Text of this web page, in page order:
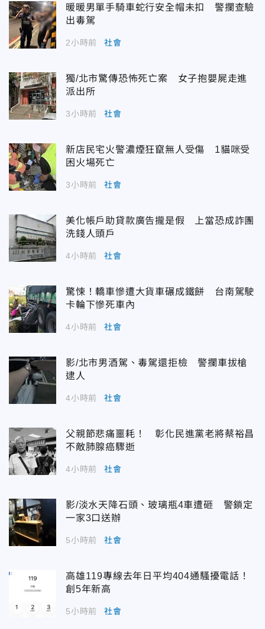
暖暖男單手騎車蛇行安全帽未扣 警攔查驗
出毒駕
2小時前 社會
獨/北市驚傳恐怖死亡案 女子抱嬰屍走進
派出所
3小時前 社會
新店民宅火警濃煙狂竄無人受傷 1貓咪受
困火場死亡
3小時前 社會
美化帳戶助貸款廣告攏是假 上當恐成詐團
洗錢人頭戶
4小時前 社會
驚悚！轎車慘遭大貨車碾成鐵餅 台南駕駛
卡輪下慘死車內
4小時前 社會
影/北市男酒駕、毒駕還拒檢 警攔車拔槍
逮人
4小時前 社會
父親節悲痛噩耗！ 彰化民進黨老將蔡裕昌
不敵肺腺癌驟逝
4小時前 社會
影/淡水天降石頭、玻璃瓶4車遭砸 警鎖定
一家3口送辦
5小時前 社會
高雄119專線去年日平均404通騷擾電話！
創5年新高
5小時前 社會